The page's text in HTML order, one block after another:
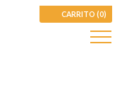
CARRITO (0)